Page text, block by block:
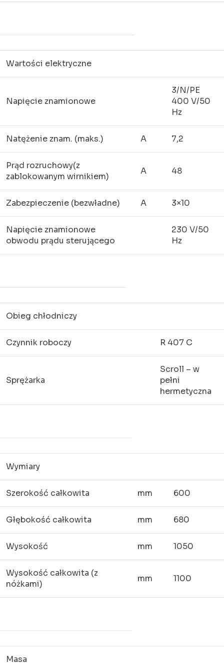
Wartości elektryczne
Napięcie znamionowe
3/N/PE
400 V/50
Hz
Natężenie znam. (maks.) A 7,2
Prąd rozruchowy(z
zablokowanym wirnikiem)
A 48
Zabezpieczenie (bezwładne) A 3×10
Napięcie znamionowe
obwodu prądu sterującego
230 V/50
Hz
Obieg chłodniczy
Czynnik roboczy R 407 C
Sprężarka
Scroll – w
pełni
hermetyczna
Wymiary
Szerokość całkowita mm 600
Głębokość całkowita mm 680
Wysokość mm 1050
Wysokość całkowita (z
nóżkami)
mm 1100
Masa